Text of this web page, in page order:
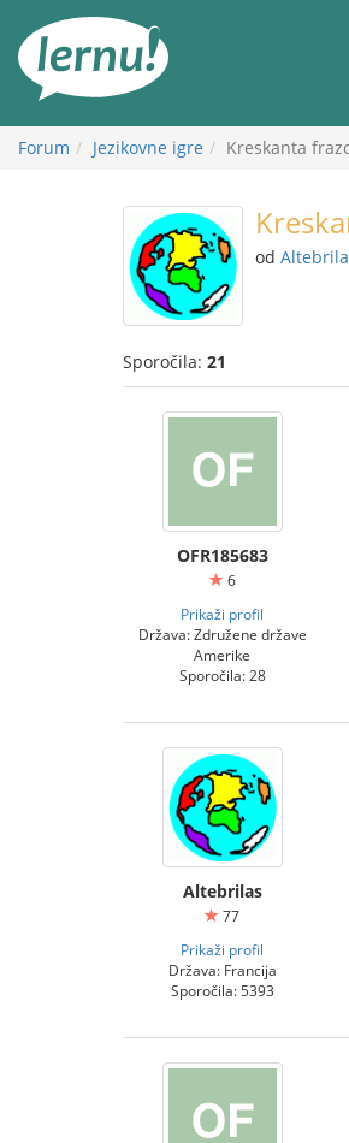
vsebini
Forum Jezikovne igre Kreskanta
od
Sporočila: 21
OFR185683
6
Prikaži profil
Država: Združene države
Amerike
Sporočila: 28
Altebrilas
77
Prikaži profil
Država: Francija
Sporočila: 5393